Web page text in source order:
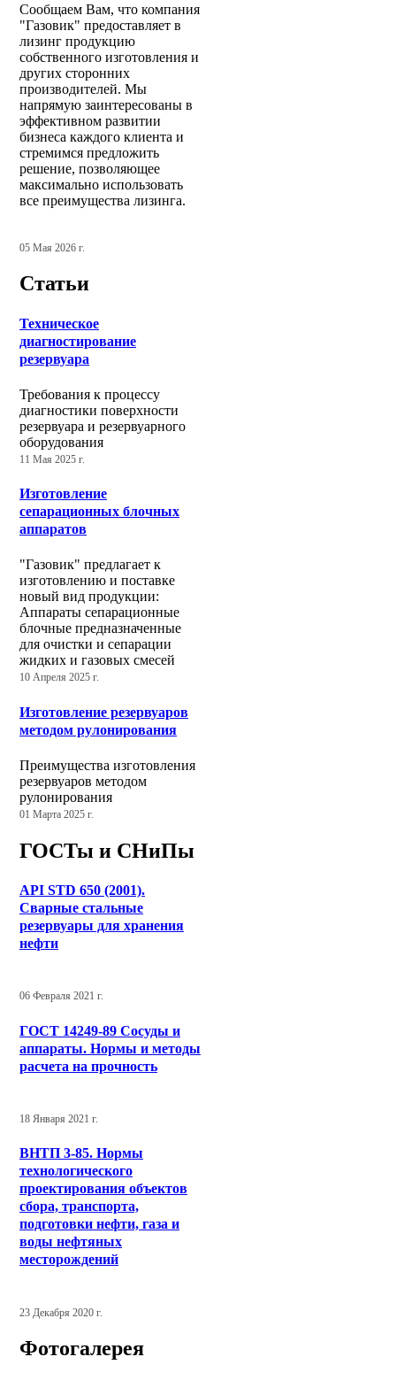
Сообщаем Вам, что компания
"Газовик" предоставляет в
лизинг продукцию
собственного изготовления и
других сторонних
производителей. Мы
напрямую заинтересованы в
эффективном развитии
бизнеса каждого клиента и
стремимся предложить
решение, позволяющее
максимально использовать
все преимущества лизинга.
05 Мая 2026 г.
Статьи
Техническое
диагностирование
резервуара
Требования к процессу
диагностики поверхности
резервуара и резервуарного
оборудования
11 Мая 2025 г.
Изготовление
сепарационных блочных
аппаратов
"Газовик" предлагает к
изготовлению и поставке
новый вид продукции:
Аппараты сепарационные
блочные предназначенные
для очистки и сепарации
жидких и газовых смесей
10 Апреля 2025 г.
Изготовление резервуаров
методом рулонирования
Преимущества изготовления
резервуаров методом
рулонирования
01 Марта 2025 г.
ГОСТы и СНиПы
API STD 650 (2001).
Сварные стальные
резервуары для хранения
нефти
06 Февраля 2021 г.
ГОСТ 14249-89 Сосуды и
аппараты. Нормы и методы
расчета на прочность
18 Января 2021 г.
ВНТП 3-85. Нормы
технологического
проектирования объектов
сбора, транспорта,
подготовки нефти, газа и
воды нефтяных
месторождений
23 Декабря 2020 г.
Фотогалерея